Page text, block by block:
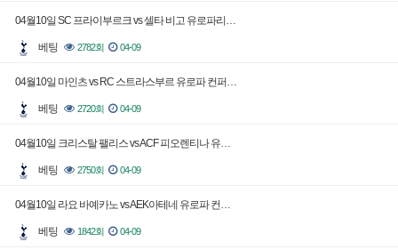
04월10일 SC 프라이부르크 vs 셀타 비고 유로파리…
베팅 2782회 04-09
04월10일 마인츠 vs RC 스트라스부르 유로파 컨퍼…
베팅 2720회 04-09
04월10일 크리스탈 팰리스 vs ACF 피오렌티나 유…
베팅 2750회 04-09
04월10일 라요 바예카노 vs AEK아테네 유로파 컨…
베팅 1842회 04-09